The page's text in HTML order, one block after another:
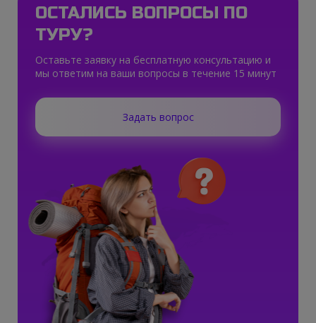
ОСТАЛИСЬ ВОПРОСЫ ПО
ТУРУ?
Оставьте заявку на бесплатную консультацию и
мы ответим на ваши вопросы в течение 15 минут
Задать вопрос